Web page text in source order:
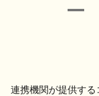
連携機関が提供する